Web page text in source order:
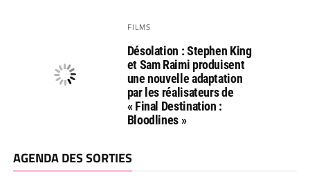
FILMS
Désolation : Stephen King
et Sam Raimi produisent
une nouvelle adaptation
par les réalisateurs de
« Final Destination :
Bloodlines »
AGENDA DES SORTIES